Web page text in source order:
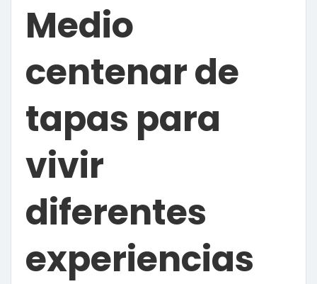
Medio
centenar de
tapas para
vivir
diferentes
experiencias